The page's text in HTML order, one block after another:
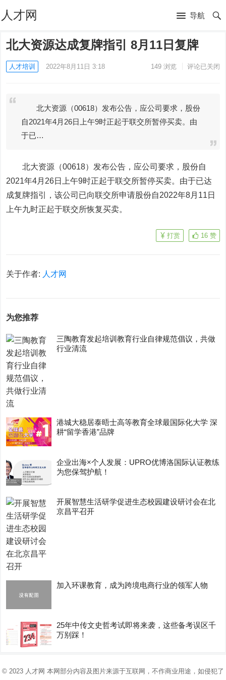
人才网 导航
北大资源达成复牌指引 8月11日复牌
人才培训 2022年8月11日 3:18 149浏览 评论已关闭
北大资源（00618）发布公告，应公司要求，股份
自2021年4月26日上午9时正起于联交所暂停买卖。由
于已…
北大资源 （00618）发布公告，应公司要求，股份自
2021年4月26日上午9时正起于联交所暂停买卖。由于已达
成复牌指引，该公司已向联交所申请股份自2022年8月11日
上午九时正起于联交所恢复买卖。
16 赞
打赏
关于作者: 人才网
为您推荐
三陶教育发起培训教育行业自律规范倡议，共做
行业清流
港城大稳居泰晤士高等教育全球最国际化大学 深
耕“留学香港”品牌
企业出海×个人发展：UPRO优博洛国际认证教练
为您保驾护航！
开展智慧生活研学促进生态校园建设研讨会在北
京昌平召开
加入环课教育，成为跨境电商行业的领军人物
25年中传文史哲考试即将来袭，这些备考误区千
万别踩！
© 2023 人才网 本网部分内容及图片来源于互联网，不作商业用途，如侵犯了